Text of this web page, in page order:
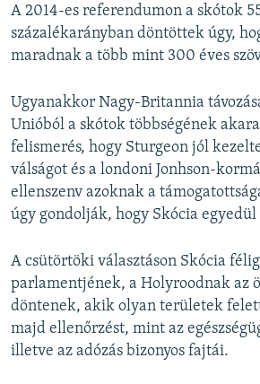
A 2014-es referendumon a skótok
százalékarányban döntöttek úgy,
maradnak a több mint 300 éves
Ugyanakkor Nagy-Britannia
Unióból a skótok többségének
felismerés, hogy Sturgeon jól
válságot és a londoni Jonhson-
ellenszenv azoknak a
úgy gondolják, hogy Skócia
A csütörtöki választáson Skócia
parlamentjének, a Holyroodnak az
döntenek, akik olyan területek
majd ellenőrzést, mint az
illetve az adózás bizonyos fajtái.